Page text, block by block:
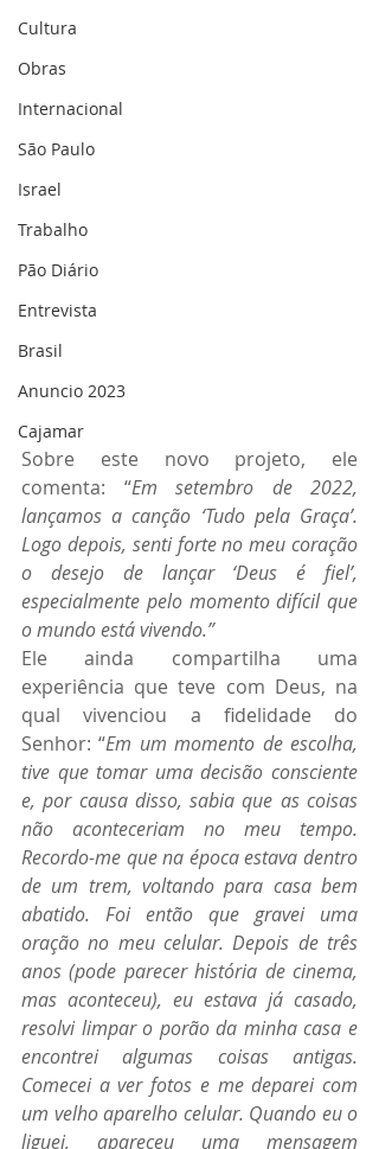
Cultura
Obras
Internacional
São Paulo
Israel
Trabalho
Pão Diário
Entrevista
Brasil
Anuncio 2023
Cajamar
Sobre este novo projeto, ele
comenta: “Em setembro de 2022,
lançamos a canção ‘Tudo pela Graça’.
Logo depois, senti forte no meu coração
o desejo de lançar ‘Deus é fiel’,
especialmente pelo momento difícil que
o mundo está vivendo.”
Ele ainda compartilha uma
experiência que teve com Deus, na
qual vivenciou a fidelidade do
Senhor: “Em um momento de escolha,
tive que tomar uma decisão consciente
e, por causa disso, sabia que as coisas
não aconteceriam no meu tempo.
Recordo-me que na época estava dentro
de um trem, voltando para casa bem
abatido. Foi então que gravei uma
oração no meu celular. Depois de três
anos (pode parecer história de cinema,
mas aconteceu), eu estava já casado,
resolvi limpar o porão da minha casa e
encontrei algumas coisas antigas.
Comecei a ver fotos e me deparei com
um velho aparelho celular. Quando eu o
liguei, apareceu uma mensagem